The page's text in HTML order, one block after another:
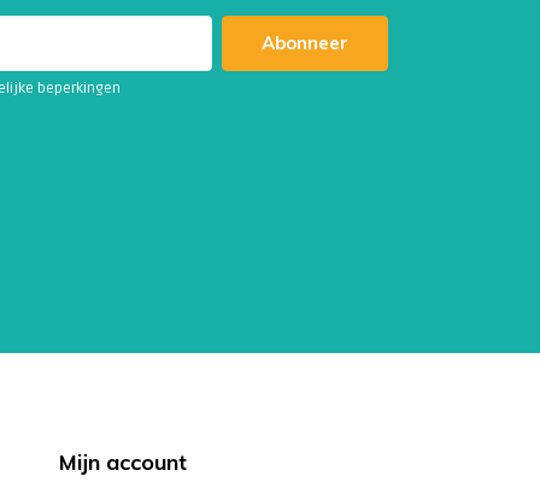
Abonneer
beperkingen
Mijn account